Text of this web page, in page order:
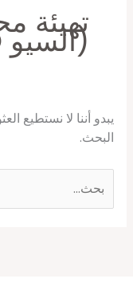
تهيئة
(السيو SEO)
يبدو أننا لا نستطيع
البحث.